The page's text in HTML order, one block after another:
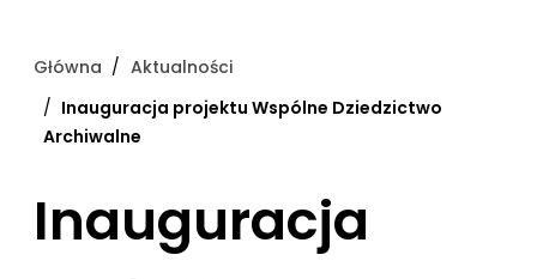
Główna
Aktualności
Inauguracja projektu Wspólne Dziedzictwo
Archiwalne
Inauguracja